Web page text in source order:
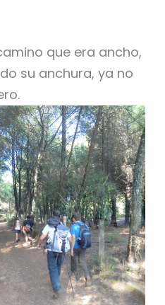
que era ancho,
su anchura, ya no